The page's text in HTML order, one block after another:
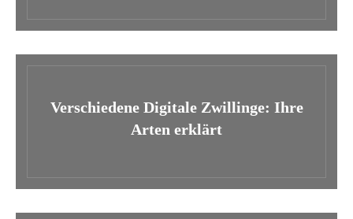
Verschiedene Digitale Zwillinge: Ihre
Arten erklärt